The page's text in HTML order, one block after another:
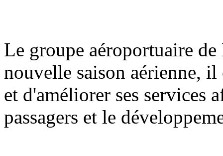
Le groupe aéroportuaire
nouvelle saison aérienne,
et d'améliorer ses services
passagers et le